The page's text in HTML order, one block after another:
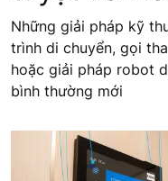
Những giải pháp kỹ
trình di chuyển, gọi
hoặc giải pháp robot
bình thường mới